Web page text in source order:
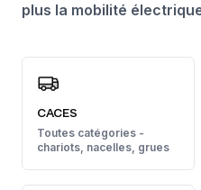
plus la mobilité électrique
CACES
Toutes catégories -
chariots, nacelles, grues